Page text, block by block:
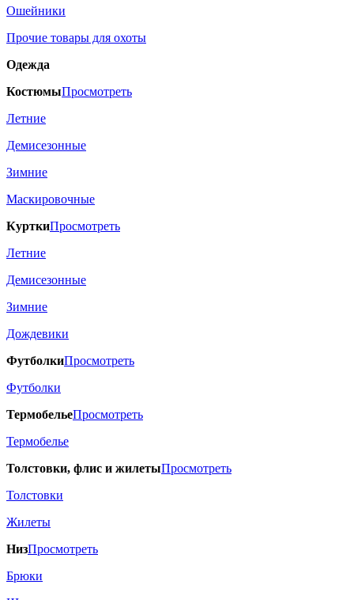
Ошейники
Прочие товары для охоты
Одежда
КостюмыПросмотреть
Летние
Демисезонные
Зимние
Маскировочные
КурткиПросмотреть
Летние
Демисезонные
Зимние
Дождевики
ФутболкиПросмотреть
Футболки
ТермобельеПросмотреть
Термобелье
Толстовки, флис и жилетыПросмотреть
Толстовки
Жилеты
НизПросмотреть
Брюки